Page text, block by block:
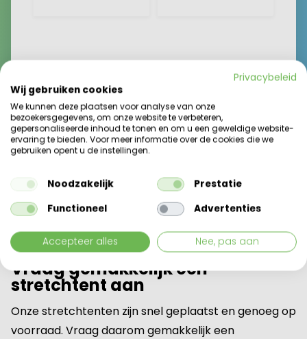
Vloeren
optie*
Naar stap 2
Vraag gemakkelijk een
stretchtent aan
Onze stretchtenten zijn snel geplaatst en genoeg op
voorraad. Vraag daarom gemakkelijk een
Privacybeleid
Wij gebruiken cookies
We kunnen deze plaatsen voor analyse van onze
bezoekersgegevens, om onze website te verbeteren,
gepersonaliseerde inhoud te tonen en om u een geweldige website-
ervaring te bieden. Voor meer informatie over de cookies die we
gebruiken opent u de instellingen.
Noodzakelijk
Prestatie
Functioneel
Advertenties
Accepteer alles Nee, pas aan